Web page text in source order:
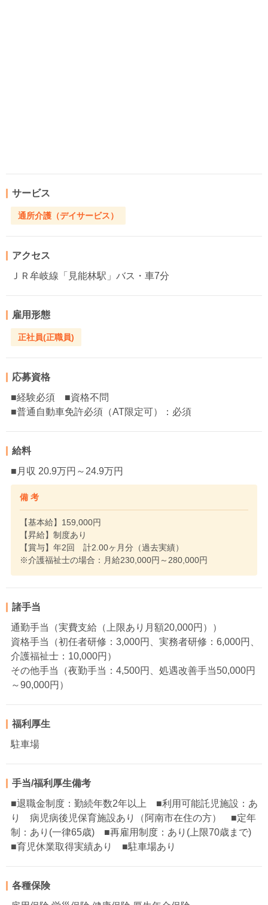
サービス
通所介護（デイサービス）
アクセス
ＪＲ牟岐線「見能林駅」バス・車7分
雇用形態
正社員(正職員)
応募資格
■経験必須 ■資格不問
■普通自動車免許必須（AT限定可）：必須
給料
■月収 20.9万円～24.9万円
備 考
【基本給】159,000円
【昇給】制度あり
【賞与】年2回 計2.00ヶ月分（過去実績）
※介護福祉士の場合：月給230,000円～280,000円
諸手当
通勤手当（実費支給（上限あり月額20,000円））
資格手当（初任者研修：3,000円、実務者研修：6,000円、
介護福祉士：10,000円）
その他手当（夜勤手当：4,500円、処遇改善手当50,000円
～90,000円）
福利厚生
駐車場
手当/福利厚生備考
■退職金制度：勤続年数2年以上 ■利用可能託児施設：あ
り 病児病後児保育施設あり（阿南市在住の方） ■定年
制：あり(一律65歳) ■再雇用制度：あり(上限70歳まで)
■育児休業取得実績あり ■駐車場あり
各種保険